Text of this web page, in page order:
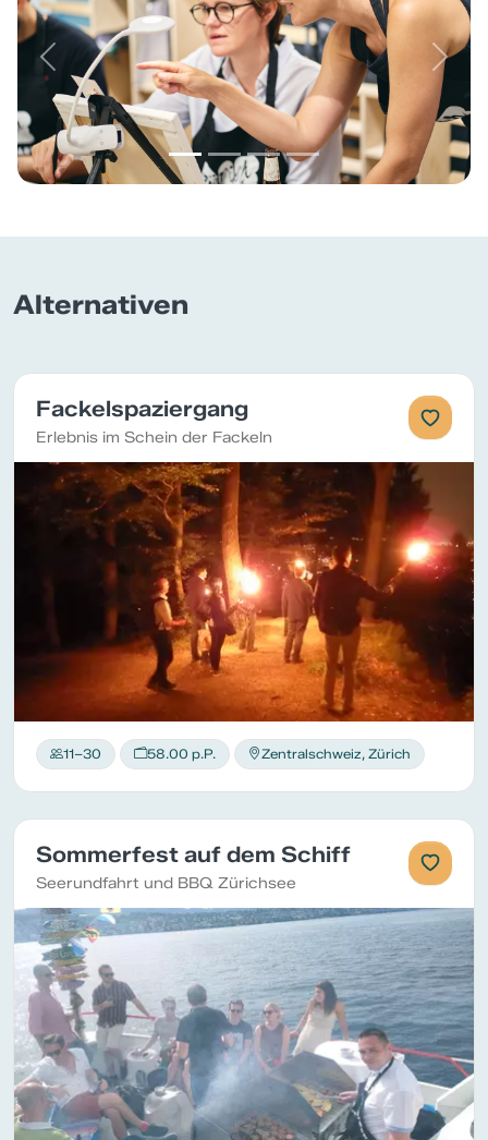
Previous Next
Alternativen
Fackelspaziergang
Erlebnis im Schein der Fackeln
11–30 58.00 p.P. Zentralschweiz, Zürich
Sommerfest auf dem Schiff
Seerundfahrt und BBQ Zürichsee